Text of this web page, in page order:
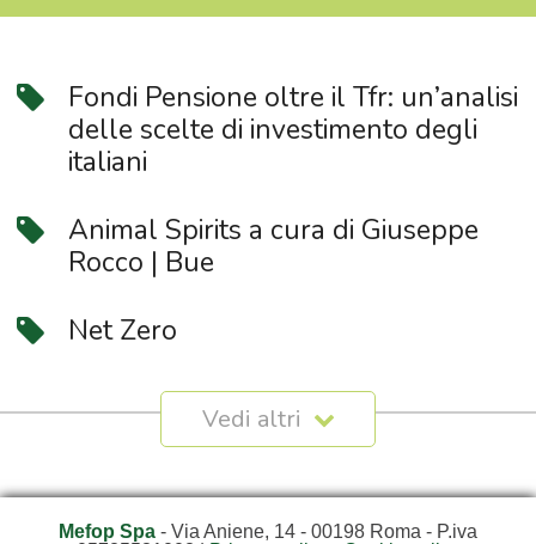
Fondi Pensione oltre il Tfr: un’analisi
delle scelte di investimento degli
italiani
Animal Spirits a cura di Giuseppe
Rocco | Bue
Net Zero
Mefop Spa - Via Aniene, 14 - 00198 Roma - P.iva